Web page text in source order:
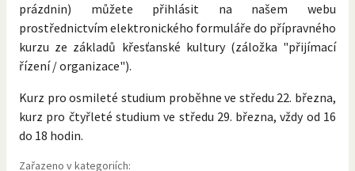
prázdnin) můžete přihlásit na našem webu
prostřednictvím elektronického formuláře do přípravného
kurzu ze základů křesťanské kultury (záložka "přijímací
řízení / organizace").
Kurz pro osmileté studium proběhne ve středu 22. března,
kurz pro čtyřleté studium ve středu 29. března, vždy od 16
do 18 hodin.
Zařazeno v kategoriích: